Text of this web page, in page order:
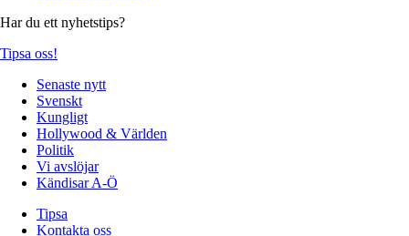
Har du ett nyhetstips?
Tipsa oss!
Senaste nytt
Svenskt
Kungligt
Hollywood & Världen
Politik
Vi avslöjar
Kändisar A-Ö
Tipsa
Kontakta oss